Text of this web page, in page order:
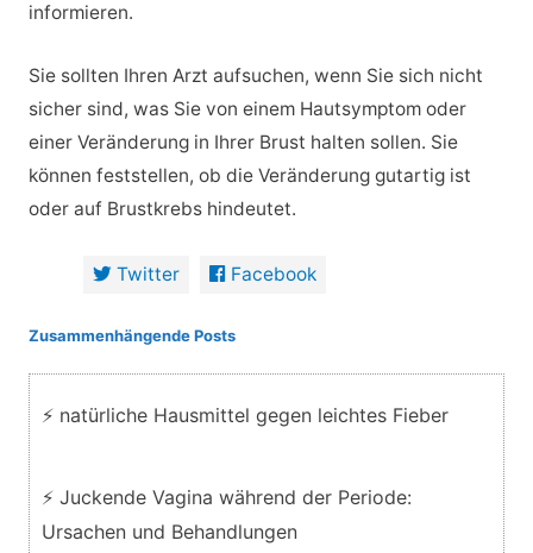
informieren.
Sie sollten Ihren Arzt aufsuchen, wenn Sie sich nicht
sicher sind, was Sie von einem Hautsymptom oder
einer Veränderung in Ihrer Brust halten sollen. Sie
können feststellen, ob die Veränderung gutartig ist
oder auf Brustkrebs hindeutet.
Twitter Facebook
Zusammenhängende Posts
⚡ natürliche Hausmittel gegen leichtes Fieber
⚡ Juckende Vagina während der Periode:
Ursachen und Behandlungen